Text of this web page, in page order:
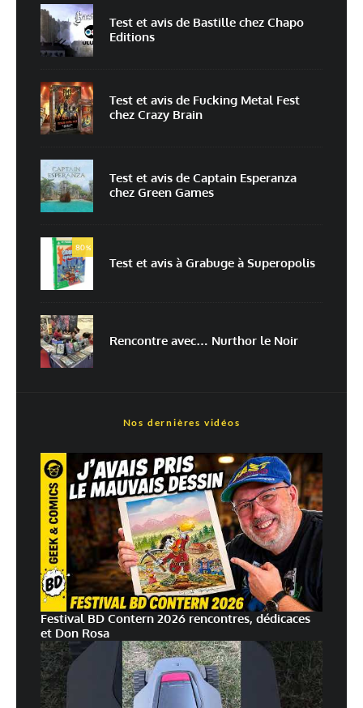
Non Oui
*
E-mail* Site web
Enregistrer mon nom, mon e-mail et mon site dans le navigateur pour
mon prochain commentaire.
Prévenez-moi de tous les nouveaux commentaires par e-mail.
Prévenez-moi de tous les nouveaux articles par e-mail.
Test et avis de Bastille chez Chapo
Editions
Test et avis de Fucking Metal Fest
chez Crazy Brain
Test et avis de Captain Esperanza
chez Green Games
80%
Test et avis à Grabuge à Superopolis
Rencontre avec… Nurthor le Noir
Nos dernières vidéos
Festival BD Contern 2026 rencontres, dédicaces
et Don Rosa